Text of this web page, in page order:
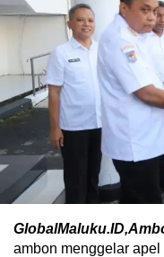
ambon menggelar apel